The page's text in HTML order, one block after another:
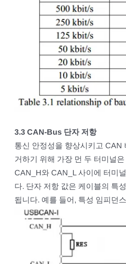
3.3 CAN-Bus 단자 저항
통신 안정성을 향상시키고 CAN
거하기 위해 가장 먼 두 터미널은
CAN_H와 CAN_L 사이에 터미
다. 단자 저항 값은 케이블의 특
됩니다. 예를 들어, 특성 임피던